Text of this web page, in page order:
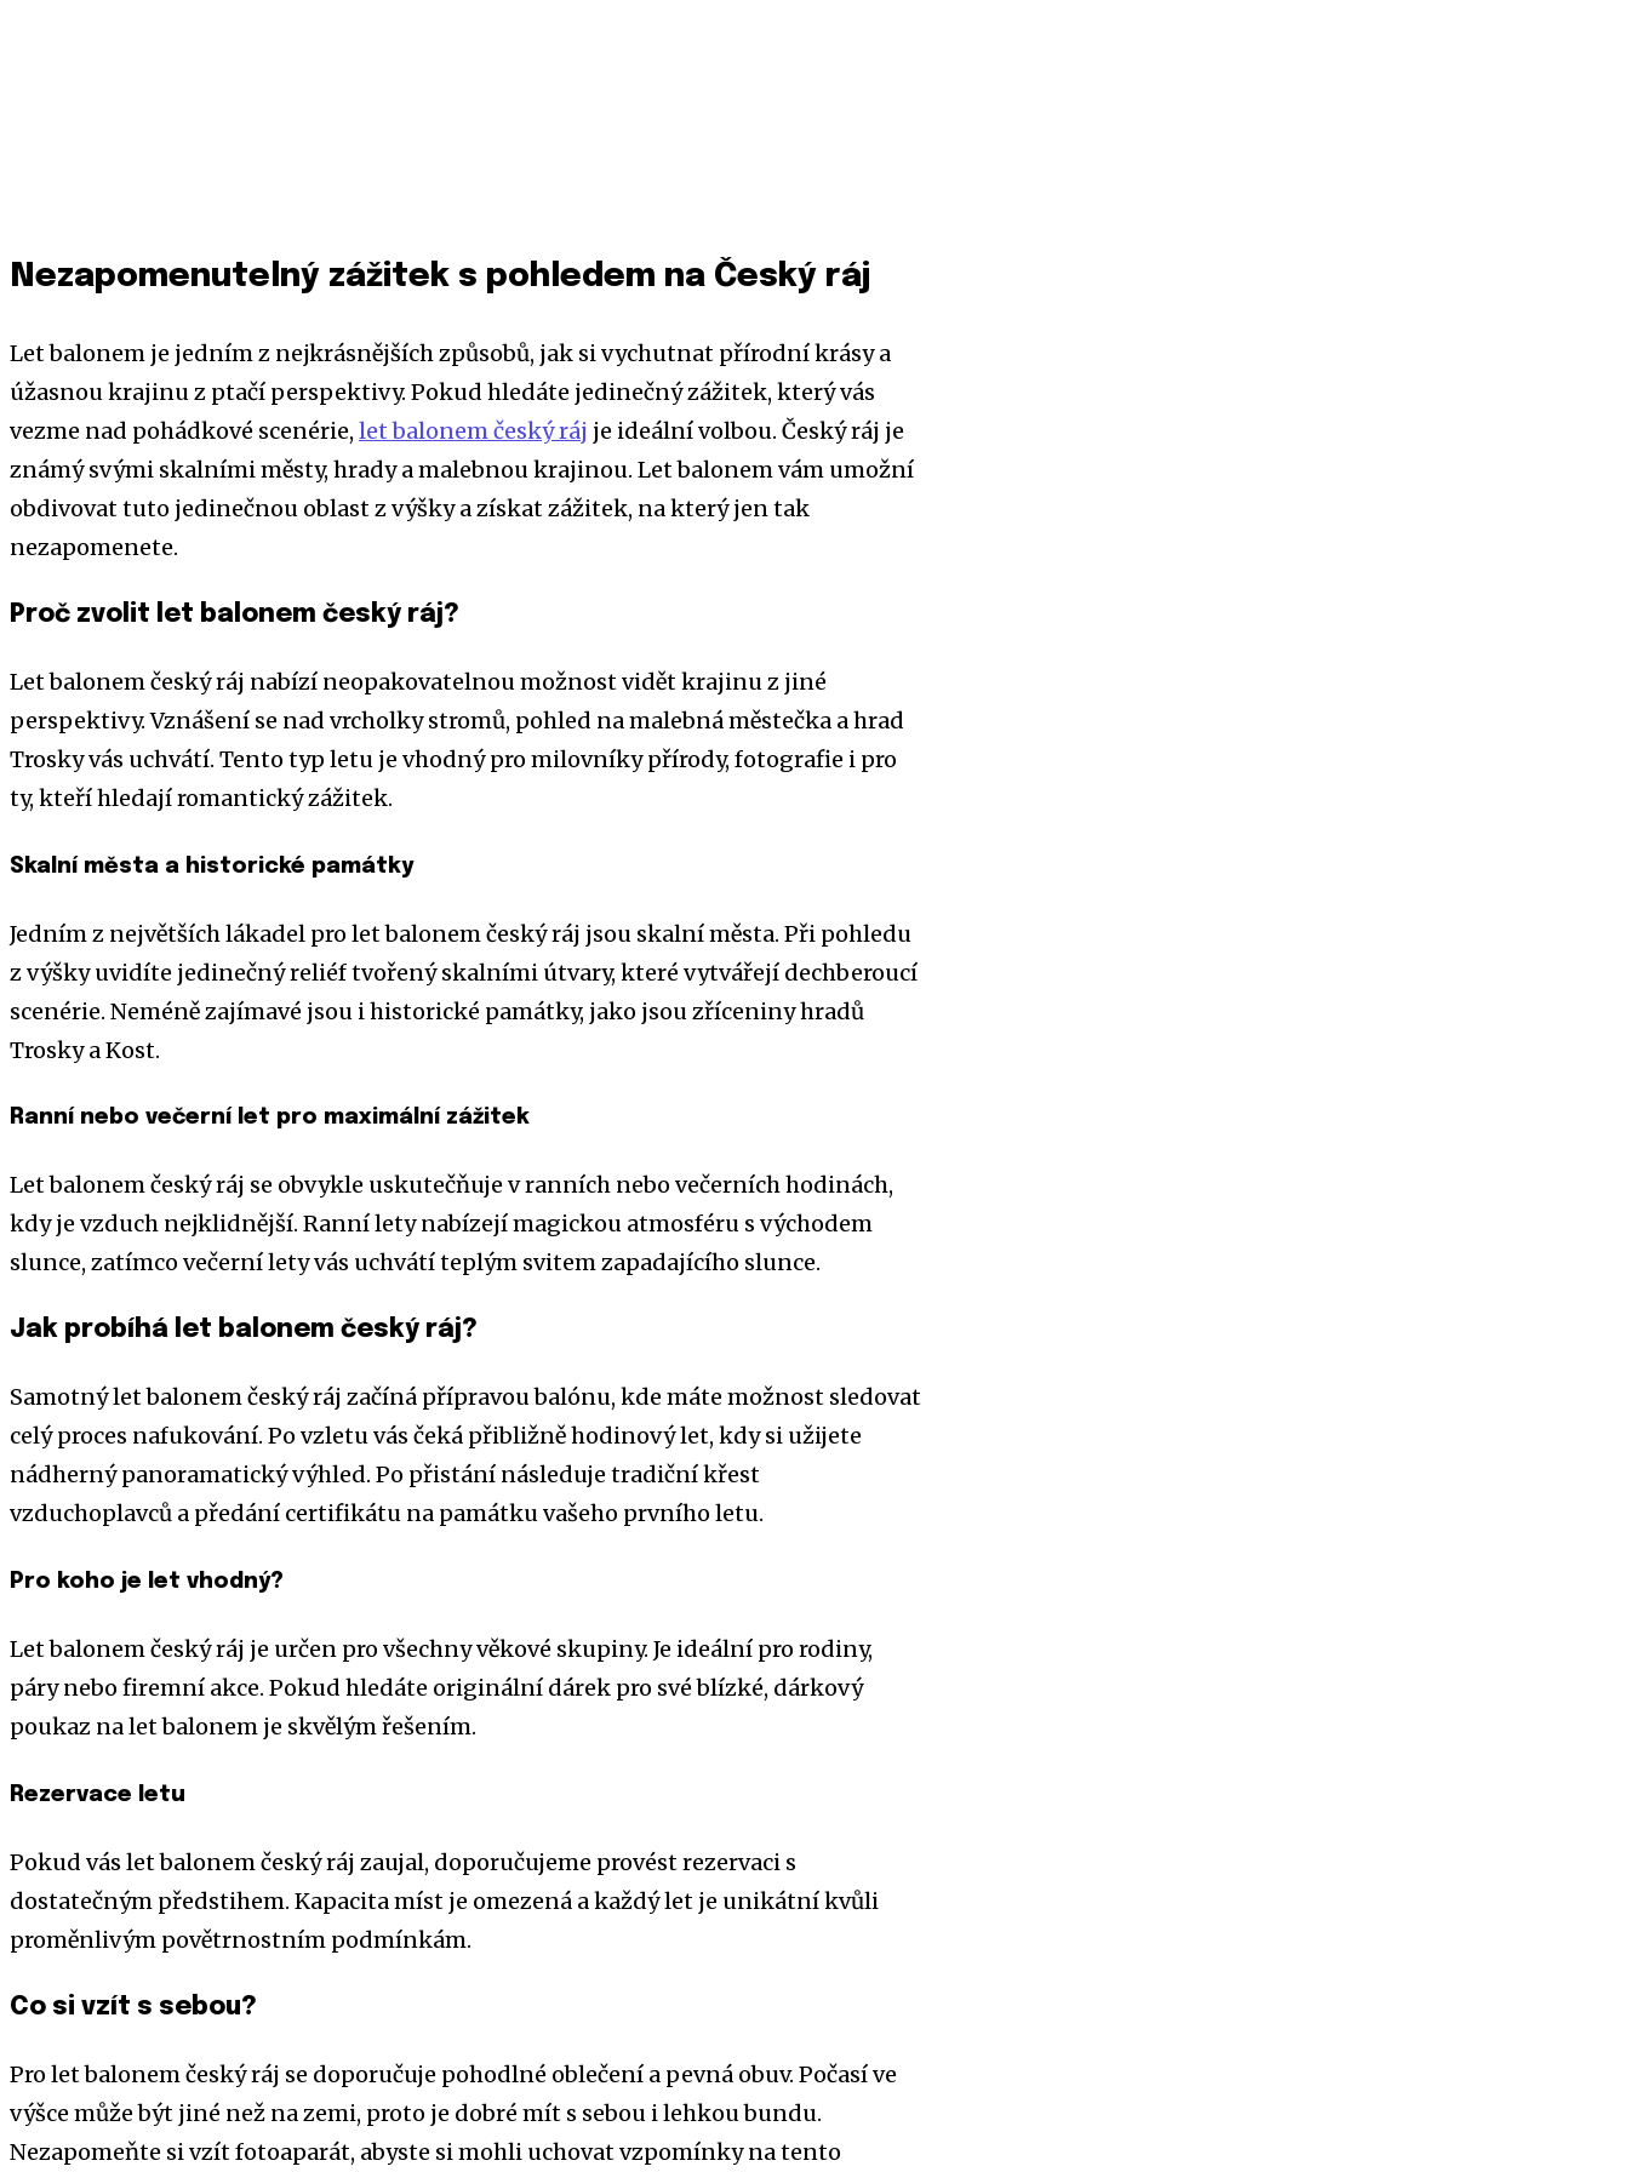
Nezapomenutelný zážitek s pohledem na Český ráj
Let balonem je jedním z nejkrásnějších způsobů, jak si vychutnat přírodní krásy a
úžasnou krajinu z ptačí perspektivy. Pokud hledáte jedinečný zážitek, který vás
vezme nad pohádkové scenérie, let balonem český ráj je ideální volbou. Český ráj je
známý svými skalními městy, hrady a malebnou krajinou. Let balonem vám umožní
obdivovat tuto jedinečnou oblast z výšky a získat zážitek, na který jen tak
nezapomenete.
Proč zvolit let balonem český ráj?
Let balonem český ráj nabízí neopakovatelnou možnost vidět krajinu z jiné
perspektivy. Vznášení se nad vrcholky stromů, pohled na malebná městečka a hrad
Trosky vás uchvátí. Tento typ letu je vhodný pro milovníky přírody, fotografie i pro
ty, kteří hledají romantický zážitek.
Skalní města a historické památky
Jedním z největších lákadel pro let balonem český ráj jsou skalní města. Při pohledu
z výšky uvidíte jedinečný reliéf tvořený skalními útvary, které vytvářejí dechberoucí
scenérie. Neméně zajímavé jsou i historické památky, jako jsou zříceniny hradů
Trosky a Kost.
Ranní nebo večerní let pro maximální zážitek
Let balonem český ráj se obvykle uskutečňuje v ranních nebo večerních hodinách,
kdy je vzduch nejklidnější. Ranní lety nabízejí magickou atmosféru s východem
slunce, zatímco večerní lety vás uchvátí teplým svitem zapadajícího slunce.
Jak probíhá let balonem český ráj?
Samotný let balonem český ráj začíná přípravou balónu, kde máte možnost sledovat
celý proces nafukování. Po vzletu vás čeká přibližně hodinový let, kdy si užijete
nádherný panoramatický výhled. Po přistání následuje tradiční křest
vzduchoplavců a předání certifikátu na památku vašeho prvního letu.
Pro koho je let vhodný?
Let balonem český ráj je určen pro všechny věkové skupiny. Je ideální pro rodiny,
páry nebo firemní akce. Pokud hledáte originální dárek pro své blízké, dárkový
poukaz na let balonem je skvělým řešením.
Rezervace letu
Pokud vás let balonem český ráj zaujal, doporučujeme provést rezervaci s
dostatečným předstihem. Kapacita míst je omezená a každý let je unikátní kvůli
proměnlivým povětrnostním podmínkám.
Co si vzít s sebou?
Pro let balonem český ráj se doporučuje pohodlné oblečení a pevná obuv. Počasí ve
výšce může být jiné než na zemi, proto je dobré mít s sebou i lehkou bundu.
Nezapomeňte si vzít fotoaparát, abyste si mohli uchovat vzpomínky na tento